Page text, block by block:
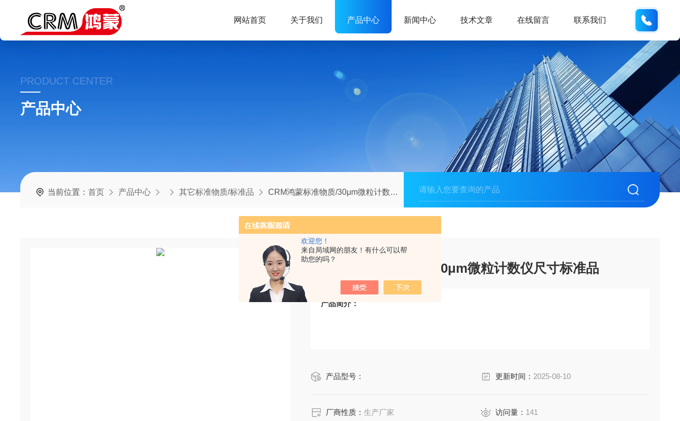
欢迎您！
来自局域网的朋友！有什么可以帮
助您的吗？
网站首页 关于我们 产品中心 新闻中心 技术文章 在线留言 联系我们
PRODUCT CENTER
产品中心
当前位置：首页 产品中心 其它标准物质/标准品 CRM鸿蒙标准物质/30μm微粒计数仪尺寸标准品
CRM鸿蒙标准物质/30μm微粒计数仪尺寸标准品
产品简介：
产品型号： 更新时间： 2025-08-10
厂商性质：生产厂家 访问量： 141